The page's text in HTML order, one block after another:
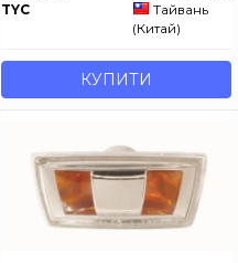
TYC
Тайвань
(Китай)
КУПИТИ